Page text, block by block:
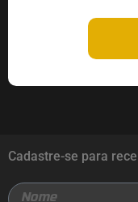
Cadastre-se para